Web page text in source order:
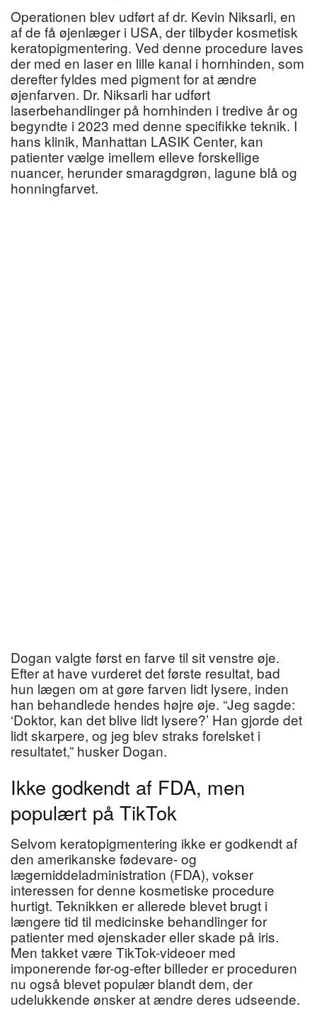
Operationen blev udført af dr. Kevin Niksarli, en
af de få øjenlæger i USA, der tilbyder kosmetisk
keratopigmentering. Ved denne procedure laves
der med en laser en lille kanal i hornhinden, som
derefter fyldes med pigment for at ændre
øjenfarven. Dr. Niksarli har udført
laserbehandlinger på hornhinden i tredive år og
begyndte i 2023 med denne specifikke teknik. I
hans klinik, Manhattan LASIK Center, kan
patienter vælge imellem elleve forskellige
nuancer, herunder smaragdgrøn, lagune blå og
honningfarvet.
Dogan valgte først en farve til sit venstre øje.
Efter at have vurderet det første resultat, bad
hun lægen om at gøre farven lidt lysere, inden
han behandlede hendes højre øje. “Jeg sagde:
‘Doktor, kan det blive lidt lysere?’ Han gjorde det
lidt skarpere, og jeg blev straks forelsket i
resultatet,” husker Dogan.
Ikke godkendt af FDA, men
populært på TikTok
Selvom keratopigmentering ikke er godkendt af
den amerikanske fødevare- og
lægemiddeladministration (FDA), vokser
interessen for denne kosmetiske procedure
hurtigt. Teknikken er allerede blevet brugt i
længere tid til medicinske behandlinger for
patienter med øjenskader eller skade på iris.
Men takket være TikTok-videoer med
imponerende før-og-efter billeder er proceduren
nu også blevet populær blandt dem, der
udelukkende ønsker at ændre deres udseende.